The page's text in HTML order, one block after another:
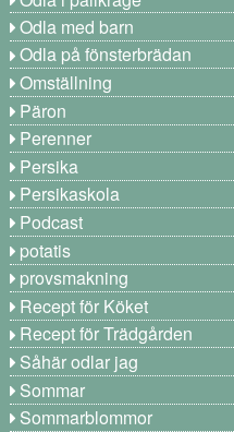
Odla med barn
Odla på fönsterbrädan
Omställning
Päron
Perenner
Persika
Persikaskola
Podcast
potatis
provsmakning
Recept för Köket
Recept för Trädgården
Såhär odlar jag
Sommar
Sommarblommor